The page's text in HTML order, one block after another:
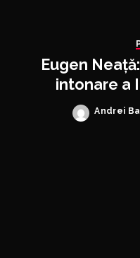
Eugen
intonare a
Posted
Andrei